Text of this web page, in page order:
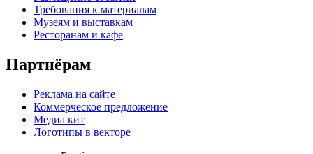
Требования к материалам
Музеям и выставкам
Ресторанам и кафе
Партнёрам
Реклама на сайте
Коммерческое предложение
Медиа кит
Логотипы в векторе